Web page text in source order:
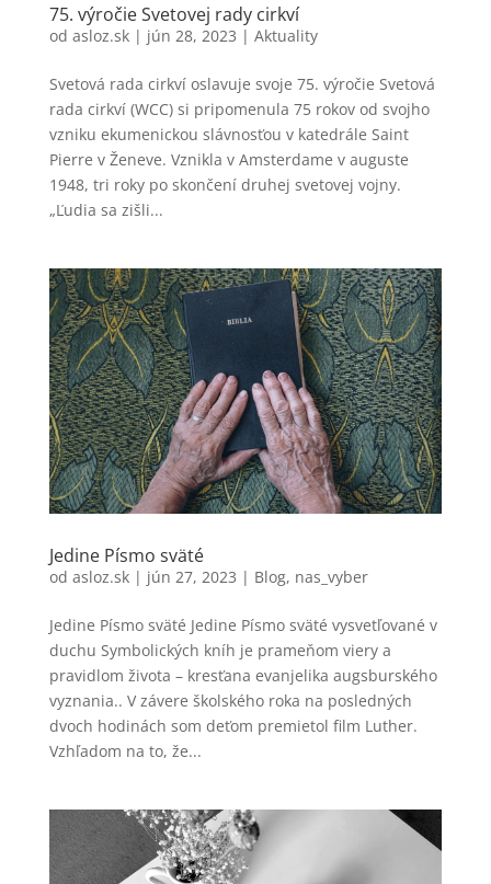
75. výročie Svetovej rady cirkví
od asloz.sk| jún 28, 2023 | Aktuality
Svetová rada cirkví oslavuje svoje 75. výročie Svetová
rada cirkví (WCC) si pripomenula 75 rokov od svojho
vzniku ekumenickou slávnosťou v katedrále Saint
Pierre v Ženeve. Vznikla v Amsterdame v auguste
1948, tri roky po skončení druhej svetovej vojny.
„Ľudia sa zišli...
Jedine Písmo sväté
od asloz.sk| jún 27, 2023 | Blog, nas_vyber
Jedine Písmo sväté Jedine Písmo sväté vysvetľované v
duchu Symbolických kníh je prameňom viery a
pravidlom života – kresťana evanjelika augsburského
vyznania.. V závere školského roka na posledných
dvoch hodinách som deťom premietol film Luther.
Vzhľadom na to, že...